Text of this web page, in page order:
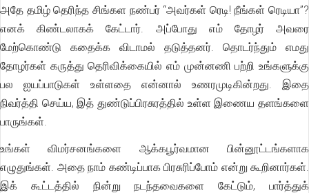
அதே தமிழ் தெரிந்த சிங்கள நண்பர் “அவர்கள் ரெடி! நீங்கள் ரெடியா”?
எனக் கிண்டலாகக் கேட்டார். அப்போது எம் தோழர் அவரை
மேற்கொண்டு கதைக்க விடாமல் தடுத்தனர். தொடர்ந்தும் எமது
தோழர்கள் கருத்து தெரிவிக்கையில் எம் முன்னணி பற்றி உங்களுக்கு
பல ஐயப்பாடுகள் உள்ளதை என்னால் உணரமுடிகின்றது. இதை
நிவர்த்தி செய்ய, இத் துண்டுப்பிரசுரத்தில் உள்ள இணைய தளங்களை
பாருங்கள்.
உங்கள் விமர்சனங்களை ஆக்கபூர்வமான பின்னூட்டங்களாக
எழுதுங்கள். அதை நாம் கண்டிப்பாக பிரசுரிப்போம் என்று கூறினார்கள்.
இக் கூட்டத்தில் நின்று நடந்தவைகளை கேட்டும், பார்த்துக்